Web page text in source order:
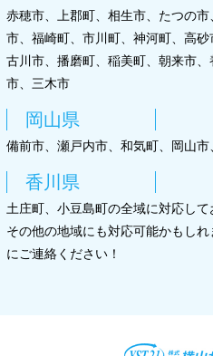
赤穂市、上郡町、相生市、たつの
市、福崎町、市川町、神河町、高
古川市、播磨町、稲美町、朝来市
市、三木市
岡山県
備前市、瀬戸内市、和気町、岡山
香川県
土庄町、小豆島町の全域に対応して
その他の地域にも対応可能かもし
にご連絡ください！